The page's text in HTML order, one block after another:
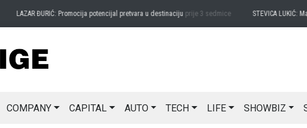
LAZAR ĐURIĆ: Promocija potencijal pretvara u destinacijuprije 3 sedmice STEVICA LUKIĆ:
COMPANY CAPITAL AUTO TECH LIFE SHOWBIZ